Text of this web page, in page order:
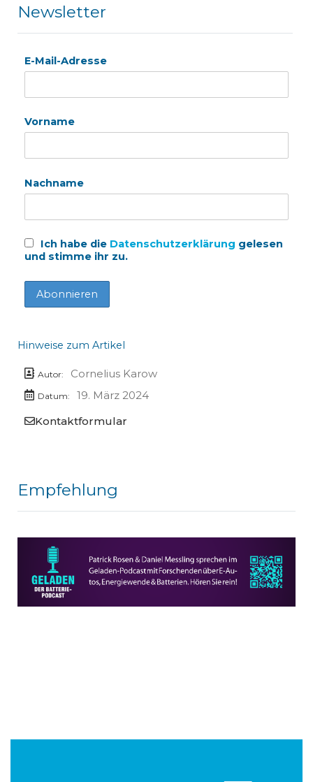
Newsletter
E-Mail-Adresse
Vorname
Nachname
Ich habe die Datenschutzerklärung gelesen
und stimme ihr zu.
Hinweise zum Artikel
Autor: Cornelius Karow
Datum:
19. März 2024
Kontaktformular
Empfehlung